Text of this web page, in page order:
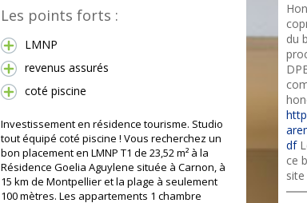
Les points forts :
LMNP
revenus assurés
coté piscine
Investissement en résidence tourisme. Studio
tout équipé coté piscine ! Vous recherchez un
bon placement en LMNP T1 de 23,52 m² à la
Résidence Goelia Aguylene située à Carnon, à
15 km de Montpellier et la plage à seulement
100 mètres. Les appartements 1 chambre
du
df
ce